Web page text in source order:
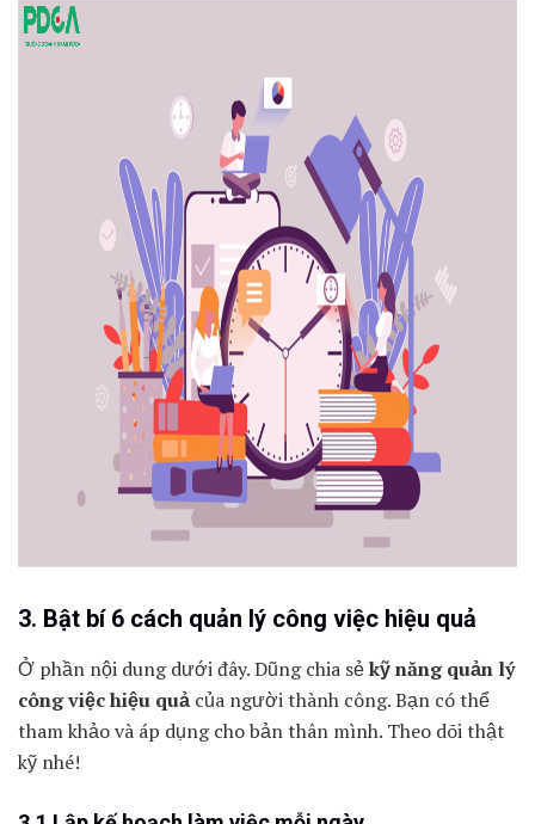
3. Bật bí 6 cách quản lý công việc hiệu quả
Ở phần nội dung dưới đây. Dũng chia sẻkỹ năng quản lý
công việc hiệu quả của người thành công. Bạn có thể
tham khảo và áp dụng cho bản thân mình. Theo dõi thật
kỹ nhé!